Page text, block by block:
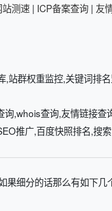
站测速 | ICP备案查询 | 友
站群权重监控,关键词排
,whois查询,友情链接查
推广,百度快照排名,搜
细分的话那么有如下几